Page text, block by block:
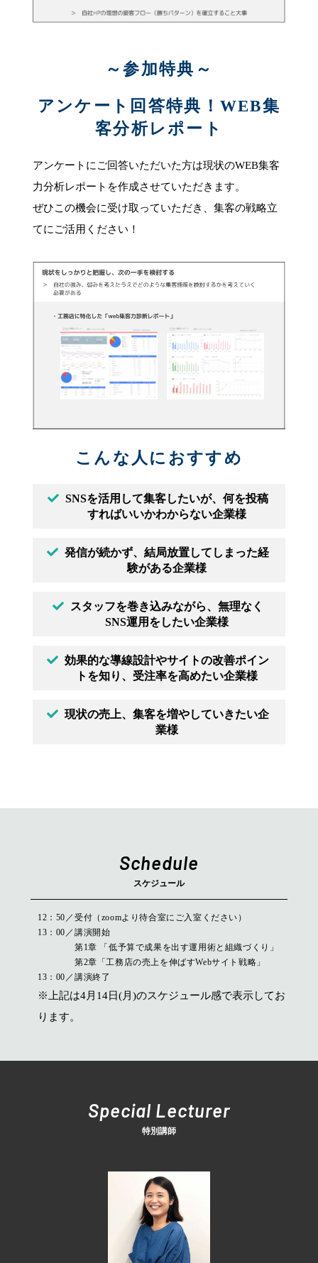
～参加特典～
アンケート回答特典！WEB集
客分析レポート
アンケートにご回答いただいた方は現状のWEB集客
力分析レポートを作成させていただきます。
ぜひこの機会に受け取っていただき、集客の戦略立
てにご活用ください！
こんな人におすすめ
SNSを活用して集客したいが、何を投稿
すればいいかわからない企業様
発信が続かず、結局放置してしまった経
験がある企業様
スタッフを巻き込みながら、無理なく
SNS運用をしたい企業様
効果的な導線設計やサイトの改善ポイン
トを知り、受注率を高めたい企業様
現状の売上、集客を増やしていきたい企
業様
Schedule
スケジュール
12：50
受付（zoomより待合室にご入室ください）
13：00
講演開始
第1章 「低予算で成果を出す運用術と組織づくり」
第2章「工務店の売上を伸ばすWebサイト戦略」
13：00
講演終了
※上記は4月14日(月)のスケジュール感で表示してお
ります。
Special Lecturer
特別講師